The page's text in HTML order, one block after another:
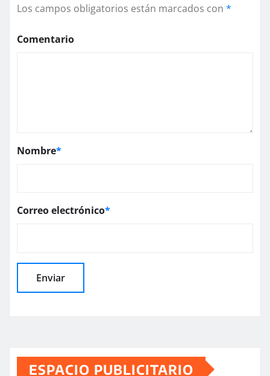
Los campos obligatorios están marcados con *
Comentario
Nombre*
Correo electrónico*
ESPACIO PUBLICITARIO